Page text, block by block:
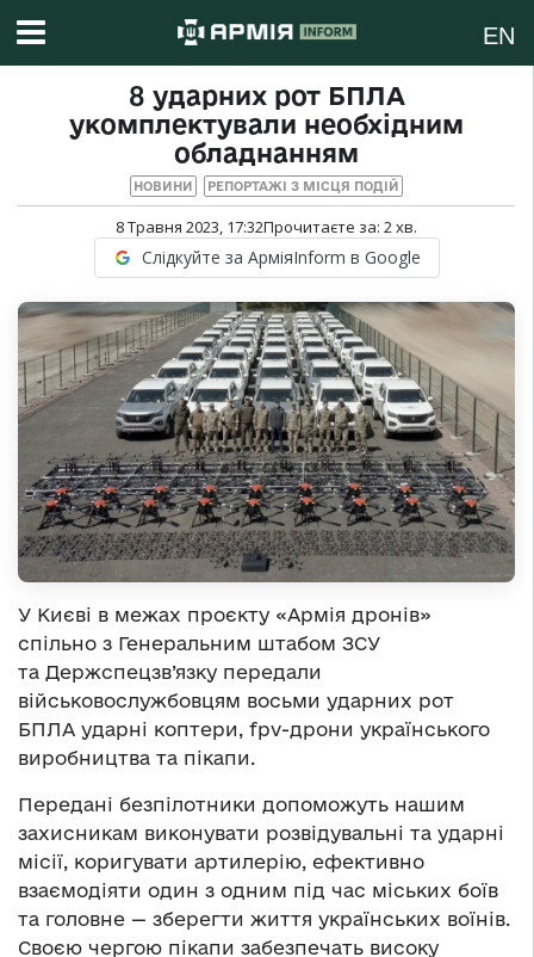
EN
8 ударних рот БПЛА
укомплектували необхідним
обладнанням
НОВИНИ РЕПОРТАЖІ З МІСЦЯ ПОДІЙ
8 Травня 2023, 17:32Прочитаєте за: 2хв.
Слідкуйте за АрміяInform в Google
У Києві в межах проєкту «Армія дронів»
спільно з Генеральним штабом ЗСУ
та Держспецзв’язку передали
військовослужбовцям восьми ударних рот
БПЛА ударні коптери, fpv-дрони українського
виробництва та пікапи.
Передані безпілотники допоможуть нашим
захисникам виконувати розвідувальні та ударні
місії, коригувати артилерію, ефективно
взаємодіяти один з одним під час міських боїв
та головне — зберегти життя українських воїнів.
Своєю чергою пікапи забезпечать високу